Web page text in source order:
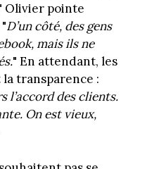
Olivier pointe
D’un côté, des gens
mais ils ne
" En attendant, les
transparence :
l’accord des clients.
On est vieux,